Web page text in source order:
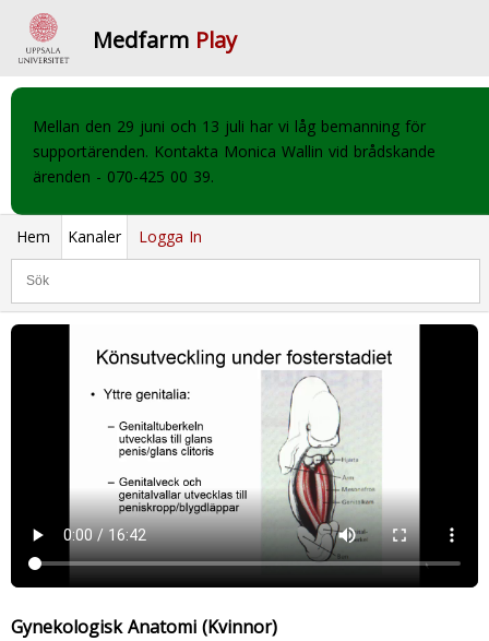
Medfarm Play
Mellan den 29 juni och 13 juli har vi låg bemanning för
supportärenden. Kontakta Monica Wallin vid brådskande
ärenden - 070-425 00 39.
Hem Kanaler Logga In
Gynekologisk Anatomi (Kvinnor)